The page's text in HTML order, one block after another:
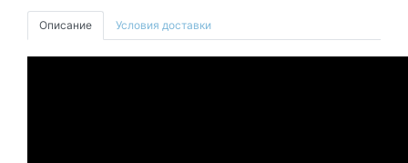
Описание Условия доставки